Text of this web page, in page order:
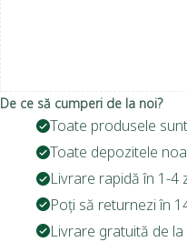
De ce să cumperi de la noi?
Toate produsele
Toate depozitele
Livrare rapidă în 1-4
Poți să returnezi în
Livrare gratuită de